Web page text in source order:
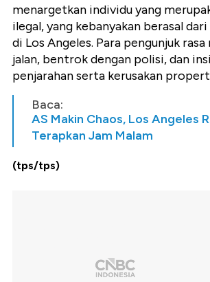
menargetkan individu yang
ilegal, yang kebanyakan berasal
di Los Angeles. Para pengunjuk
jalan, bentrok dengan polisi, dan
penjarahan serta kerusakan
Baca:
AS Makin Chaos, Los Angeles
Terapkan Jam Malam
(tps/tps)